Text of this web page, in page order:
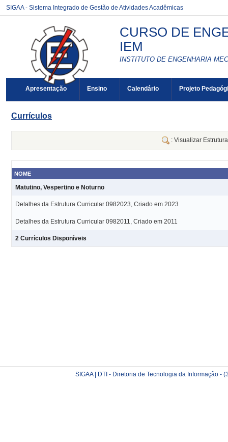
SIGAA - Sistema Integrado de Gestão de Atividades Acadêmicas
CURSO DE
IEM
INSTITUTO DE ENGENHARIA
Apresentação Ensino Calendário Projeto
Currículos
: Visualizar
NOME
Matutino, Vespertino e Noturno
Detalhes da Estrutura Curricular 0982023, Criado em 2023
Detalhes da Estrutura Curricular 0982011, Criado em 2011
2 Currículos Disponíveis
SIGAA | DTI - Diretoria de Tecnologia da Informação